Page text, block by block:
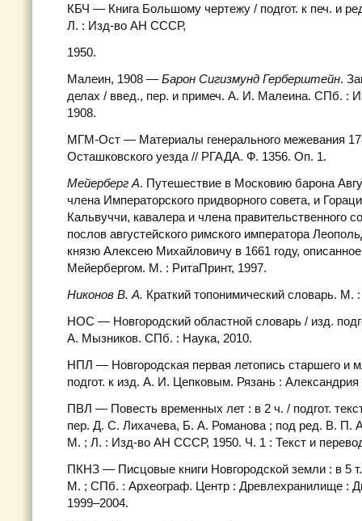
КБЧ — Книга Большому чертежу / подгот. к печ. и
Л. : Изд-во АН СССР,
1950.
Малеин, 1908 — Барон Сигизмунд Герберштейн.
делах / введ., пер. и примеч. А. И. Малеина. СПб. :
1908.
МГМ-Ост — Материалы генерального межевания
Осташковского уезда // РГАДА. Ф. 1356. Оп. 1.
Мейерберг А. Путешествие в Московию барона
члена Императорского придворного совета, и
Кальвуччи, кавалера и члена правительственного
послов августейского римского императора
князю Алексею Михайловичу в 1661 году,
Мейербергом. М. : РитаПринт, 1997.
Никонов В. А. Краткий топонимический словарь.
НОС — Новгородский областной словарь / изд.
А. Мызников. СПб. : Наука, 2010.
НПЛ — Новгородская первая летопись старшего и
подгот. к изд. А. И. Цепковым. Рязань : Александрия
ПВЛ — Повесть временных лет : в 2 ч. / подгот.
пер. Д. С. Лихачева, Б. А. Романова ; под ред. В. П.
М. ; Л. : Изд-во АН СССР, 1950. Ч. 1 : Текст и
ПКНЗ — Писцовые книги Новгородской земли : в 5
М. ; СПб. : Археограф. Центр : Древлехранилище :
1999–2004.